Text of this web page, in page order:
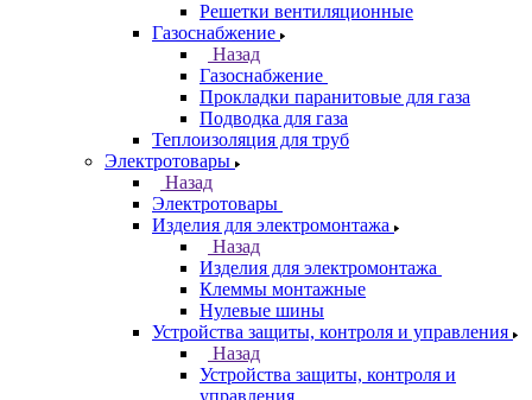
Решетки вентиляционные
Газоснабжение
Назад
Газоснабжение
Прокладки паранитовые для газа
Подводка для газа
Теплоизоляция для труб
Электротовары
Назад
Электротовары
Изделия для электромонтажа
Назад
Изделия для электромонтажа
Клеммы монтажные
Нулевые шины
Устройства защиты, контроля и управления
Назад
Устройства защиты, контроля и
управления